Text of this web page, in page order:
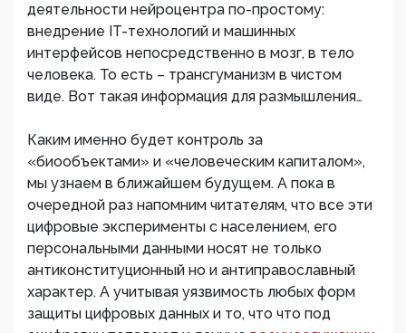
деятельности нейроцентра по-простому:
внедрение IT-технологий и машинных
интерфейсов непосредственно в мозг, в тело
человека. То есть – трансгуманизм в чистом
виде. Вот такая информация для размышления…
Каким именно будет контроль за
«биообъектами» и «человеческим капиталом»,
мы узнаем в ближайшем будущем. А пока в
очередной раз напомним читателям, что все эти
цифровые эксперименты с населением, его
персональными данными носят не только
антиконституционный но и антиправославный
характер. А учитывая уязвимость любых форм
защиты цифровых данных и то, что что под